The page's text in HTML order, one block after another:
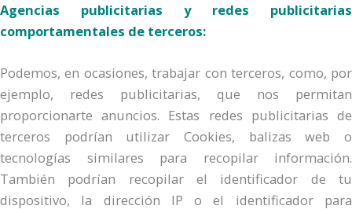
Agencias publicitarias y redes publicitarias
comportamentales de terceros:
Podemos, en ocasiones, trabajar con terceros, como, por
ejemplo, redes publicitarias, que nos permitan
proporcionarte anuncios. Estas redes publicitarias de
terceros podrían utilizar Cookies, balizas web o
tecnologías similares para recopilar información.
También podrían recopilar el identificador de tu
dispositivo, la dirección IP o el identificador para